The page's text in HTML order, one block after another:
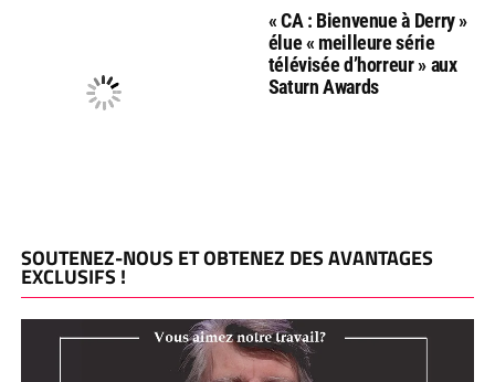
« CA : Bienvenue à Derry »
élue « meilleure série
télévisée d’horreur » aux
Saturn Awards
SOUTENEZ-NOUS ET OBTENEZ DES AVANTAGES
EXCLUSIFS !